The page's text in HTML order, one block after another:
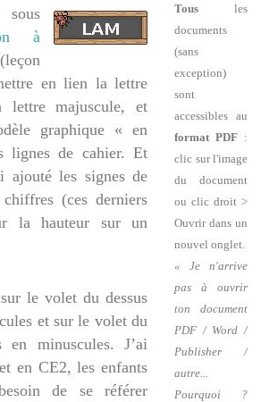
à
en lien la lettre
lettre majuscule, et
graphique « en
lignes de cahier. Et
ajouté les signes de
(ces derniers
la hauteur sur un
le volet du dessus
et sur le volet du
en minuscules. J’ai
en CE2, les enfants
de se référer
Tous les
documents
(sans
exception)
sont
accessibles au
format PDF :
clic sur l'image
du document
ou clic droit >
Ouvrir dans un
nouvel onglet.
« Je n'arrive
pas à ouvrir
ton document
PDF / Word /
Publisher /
autre...
Pourquoi ?